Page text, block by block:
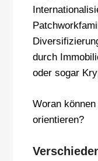
durch
oder sogar
Woran
orientieren?